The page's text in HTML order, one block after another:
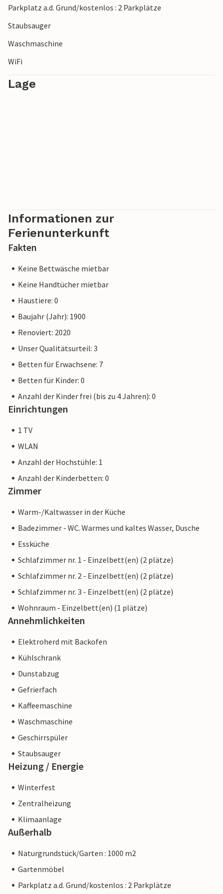
Parkplatz a.d. Grund/kostenlos : 2 Parkplätze
Staubsauger
Waschmaschine
WiFi
Lage
Informationen zur
Ferienunterkunft
Fakten
Keine Bettwäsche mietbar
Keine Handtücher mietbar
Haustiere: 0
Baujahr (Jahr): 1900
Renoviert: 2020
Unser Qualitätsurteil: 3
Betten für Erwachsene: 7
Betten für Kinder: 0
Anzahl der Kinder frei (bis zu 4 Jahren): 0
Einrichtungen
1 TV
WLAN
Anzahl der Hochstühle: 1
Anzahl der Kinderbetten: 0
Zimmer
Warm-/Kaltwasser in der Küche
Badezimmer - WC. Warmes und kaltes Wasser, Dusche
Essküche
Schlafzimmer nr. 1 - Einzelbett(en) (2 plätze)
Schlafzimmer nr. 2 - Einzelbett(en) (2 plätze)
Schlafzimmer nr. 3 - Einzelbett(en) (2 plätze)
Wohnraum - Einzelbett(en) (1 plätze)
Annehmlichkeiten
Elektroherd mit Backofen
Kühlschrank
Dunstabzug
Gefrierfach
Kaffeemaschine
Waschmaschine
Geschirrspüler
Staubsauger
Heizung / Energie
Winterfest
Zentralheizung
Klimaanlage
Außerhalb
Naturgrundstück/Garten : 1000 m2
Gartenmöbel
Parkplatz a.d. Grund/kostenlos : 2 Parkplätze